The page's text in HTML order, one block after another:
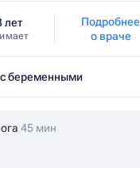
лет
Подробнее
о враче
с беременными
45 мин